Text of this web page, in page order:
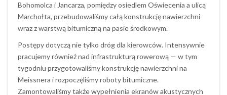
Bohomolca i Jancarza, pomiędzy osiedlem Oświecenia a ulicą
Marchołta, przebudowaliśmy całą konstrukcję nawierzchni
wraz z warstwą bitumiczną na pasie środkowym.
Postępy dotyczą nie tylko dróg dla kierowców. Intensywnie
pracujemy również nad infrastrukturą rowerową — w tym
tygodniu przygotowaliśmy konstrukcję nawierzchni na
Meissnera i rozpoczęliśmy roboty bitumiczne.
Zamontowaliśmy także wypełnienia ekranów akustycznych